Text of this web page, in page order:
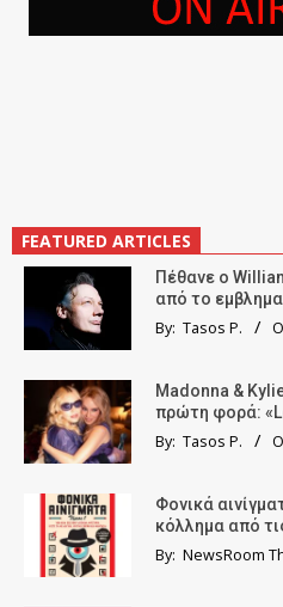
FEATURED ARTICLES
Πέθανε ο
από το
By: Tasos P.
Madonna &
πρώτη φορά:
By: Tasos P.
Φονικά
κόλλημα από
By: NewsRoom